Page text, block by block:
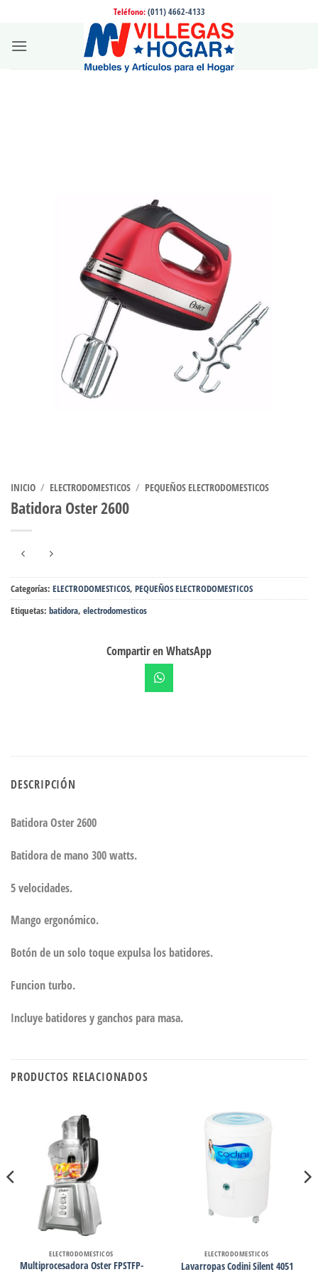
contenido
Teléfono: (011) 4662-4133
INICIO / ELECTRODOMESTICOS / PEQUEÑOS ELECTRODOMESTICOS
Batidora Oster 2600
Categorías: ELECTRODOMESTICOS, PEQUEÑOS ELECTRODOMESTICOS
Etiquetas: batidora, electrodomesticos
Compartir en WhatsApp
DESCRIPCIÓN
Batidora Oster 2600
Batidora de mano 300 watts.
5 velocidades.
Mango ergonómico.
Botón de un solo toque expulsa los batidores.
Funcion turbo.
Incluye batidores y ganchos para masa.
PRODUCTOS RELACIONADOS
ELECTRODOMESTICOS
Multiprocesadora Oster FPSTFP-
ELECTRODOMESTICOS
Lavarropas Codini Silent 4051